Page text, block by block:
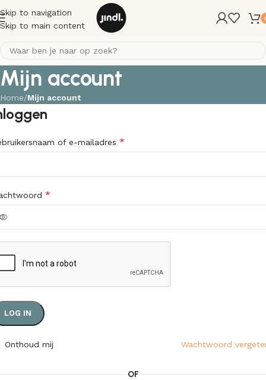
Skip to navigation
Skip to main content
Mijn account
Home/Mijn account
of e-mailadres *
*
LOG IN
Wachtwoord
Onthoud mij
OF